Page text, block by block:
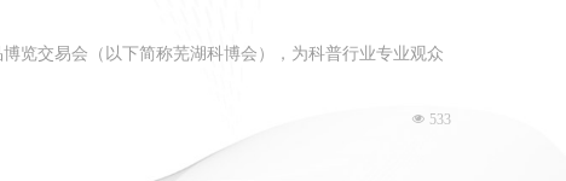
览交易会（以下简称芜湖科博会），为科普行业专业观众
넶 533